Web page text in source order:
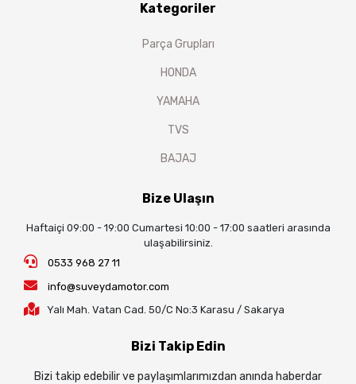
Kategoriler
Parça Grupları
HONDA
YAMAHA
TVS
BAJAJ
Bize Ulaşın
Haftaiçi 09:00 - 19:00 Cumartesi 10:00 - 17:00 saatleri arasında
ulaşabilirsiniz.
0533 968 27 11
info@suveydamotor.com
Yalı Mah. Vatan Cad. 50/C No:3 Karasu / Sakarya
Bizi Takip Edin
Bizi takip edebilir ve paylaşımlarımızdan anında haberdar